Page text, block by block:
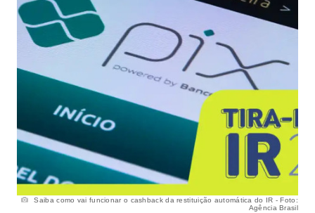
Saiba como vai funcionar o cashback da restituição automática do IR - Foto:
Agência Brasil